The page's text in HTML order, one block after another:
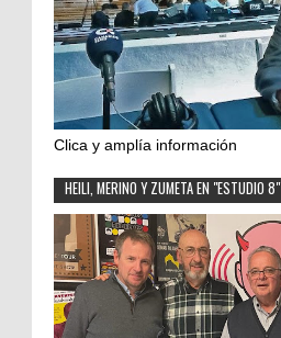
Clica y amplía información
HEILI, MERINO Y ZUMETA EN "ESTUDIO 8"